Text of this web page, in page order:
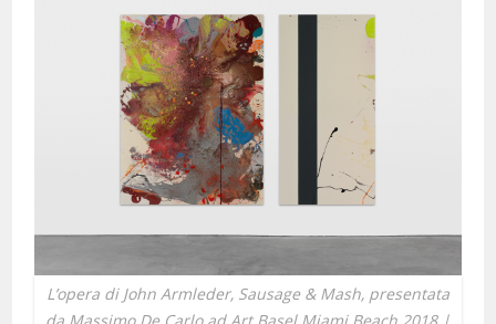
L’opera di John Armleder, Sausage & Mash, presentata